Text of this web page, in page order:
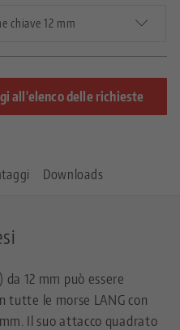
chiave 12 mm
all'elenco delle richieste
Downloads
12 mm può essere
tutte le morse LANG con
Il suo attacco quadrato